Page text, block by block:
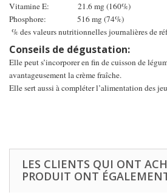
Vitamine E: 21.6 mg (160%)
Phosphore: 516 mg (74%)
% des valeurs nutritionnelles journalières de
Conseils de dégustation:
Elle peut s’incorporer en fin de cuisson de
avantageusement la crème fraîche.
Elle sert aussi à compléter l’alimentation des
LES CLIENTS QUI ONT
PRODUIT ONT